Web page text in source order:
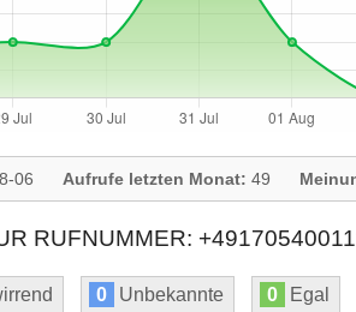
06 Aufrufe letzten Monat: 49
RUFNUMMER:
0 Unbekannte 0 Egal